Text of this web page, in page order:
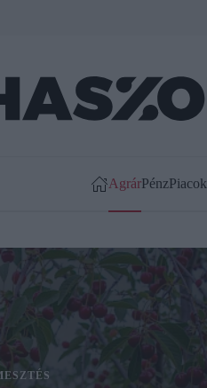
AgrárPénzPiacok